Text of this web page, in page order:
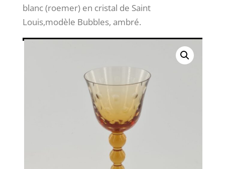
blanc (roemer) en cristal de Saint
Louis,modèle Bubbles, ambré.